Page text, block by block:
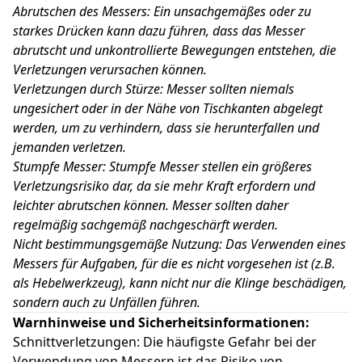
Abrutschen des Messers: Ein unsachgemäßes oder zu
starkes Drücken kann dazu führen, dass das Messer
abrutscht und unkontrollierte Bewegungen entstehen, die
Verletzungen verursachen können.
Verletzungen durch Stürze: Messer sollten niemals
ungesichert oder in der Nähe von Tischkanten abgelegt
werden, um zu verhindern, dass sie herunterfallen und
jemanden verletzen.
Stumpfe Messer: Stumpfe Messer stellen ein größeres
Verletzungsrisiko dar, da sie mehr Kraft erfordern und
leichter abrutschen können. Messer sollten daher
regelmäßig sachgemäß nachgeschärft werden.
Nicht bestimmungsgemäße Nutzung: Das Verwenden eines
Messers für Aufgaben, für die es nicht vorgesehen ist (z.B.
als Hebelwerkzeug), kann nicht nur die Klinge beschädigen,
sondern auch zu Unfällen führen.
Warnhinweise und Sicherheitsinformationen:
Schnittverletzungen: Die häufigste Gefahr bei der